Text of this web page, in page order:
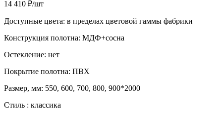
14 410 ₽/шт
Доступные цвета: в пределах цветовой гаммы фабрики
Конструкция полотна: МДФ+сосна
Остекление: нет
Покрытие полотна: ПВХ
Размер, мм: 550, 600, 700, 800, 900*2000
Стиль : классика